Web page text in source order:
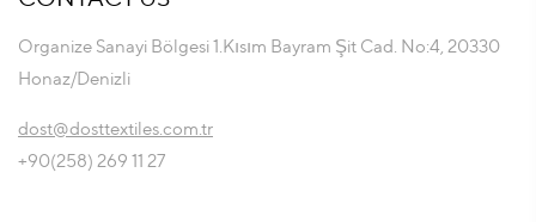
Organize Sanayi Bölgesi 1.Kısım Bayram Şit Cad. No:4, 20330
Honaz/Denizli
dost@dosttextiles.com.tr
+90(258) 269 11 27